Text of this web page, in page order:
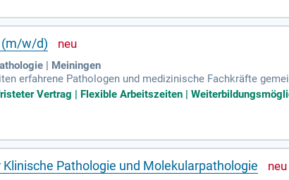
Sie von einem unbefristeten Arbeitsplatz in einem
Tätigkeit, bei der Sie mehrere Tumorzentren
(m/w/d)
| Meiningen
erfahrene Pathologen und medizinische Fachkräfte
in allen Bereichen der diagnostischen Pathologie tätig, inkl.
Vertrag | Flexible Arbeitszeiten |
Pathologie und Molekularpathologie